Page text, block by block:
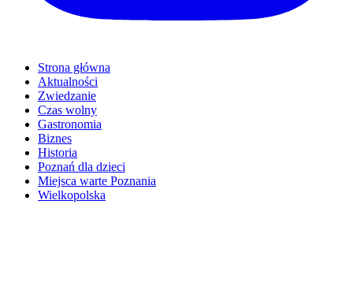
Strona główna
Aktualności
Zwiedzanie
Czas wolny
Gastronomia
Biznes
Historia
Poznań dla dzieci
Miejsca warte Poznania
Wielkopolska